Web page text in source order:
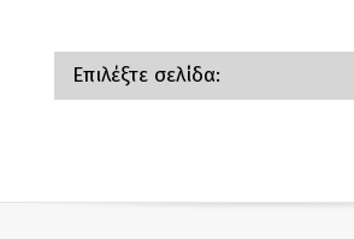
Επιλέξτε σελίδα: